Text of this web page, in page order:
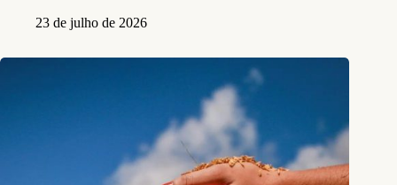
23 de julho de 2026